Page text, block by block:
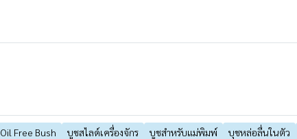
Oil Free Bush บูชสไลด์เครื่องจักร บูชสำหรับแม่พิมพ์
บุชหล่อลื่นในตัว